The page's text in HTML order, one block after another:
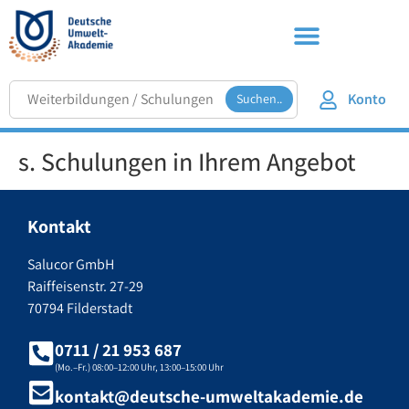
Suchen.. Konto
s. Schulungen in Ihrem Angebot
Kontakt
Salucor GmbH
Raiffeisenstr. 27-29
70794 Filderstadt
0711 / 21 953 687
(Mo.–Fr.) 08:00–12:00 Uhr, 13:00–15:00 Uhr
kontakt@deutsche-umweltakademie.de